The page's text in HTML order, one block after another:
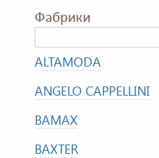
Фабрики
ALTAMODA
ANGELO CAPPELLINI
BAMAX
BAXTER